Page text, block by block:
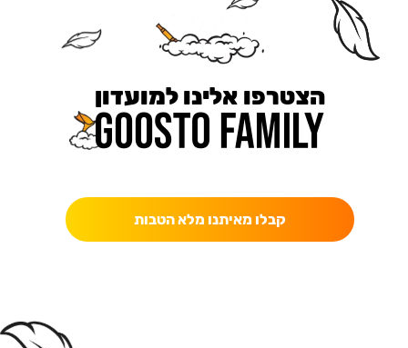
הצטרפו אלינו למועדון
קבלו מאיתנו מלא הטבות